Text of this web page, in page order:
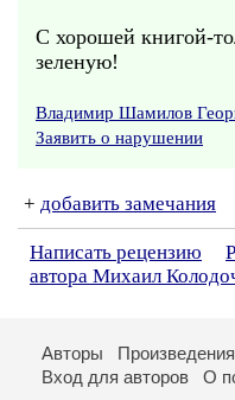
С хорошей книгой-
зеленую!
Владимир Шамилов
Заявить о нарушении
+ добавить замечания
Написать рецензию
автора Михаил
Авторы Произведения
Вход для авторов
О